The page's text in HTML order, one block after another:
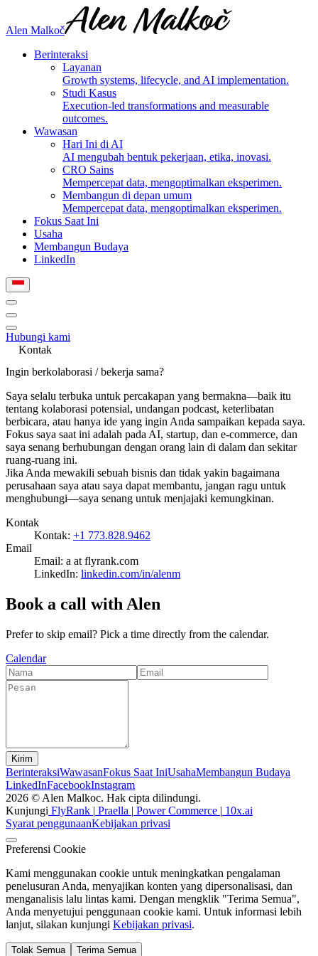
Alen Malkoč
Berinteraksi
Layanan
Growth systems, lifecycle, and AI implementation.
Studi Kasus
Execution-led transformations and measurable
outcomes.
Wawasan
Hari Ini di AI
AI mengubah bentuk pekerjaan, etika, inovasi.
CRO Sains
Mempercepat data, mengoptimalkan eksperimen.
Membangun di depan umum
Mempercepat data, mengoptimalkan eksperimen.
Fokus Saat Ini
Usaha
Membangun Budaya
LinkedIn
Hubungi kami
Kontak
Ingin berkolaborasi / bekerja sama?
Saya selalu terbuka untuk percakapan yang bermakna—baik itu
tentang kolaborasi potensial, undangan podcast, keterlibatan
berbicara, atau hanya ide yang ingin Anda sampaikan kepada saya.
Fokus saya saat ini adalah pada AI, startup, dan e-commerce, dan
saya senang berhubungan dengan orang lain di dalam dan sekitar
ruang-ruang ini.
Jika Anda mewakili sebuah bisnis dan tidak yakin bagaimana
perusahaan saya atau saya dapat membantu, jangan ragu untuk
menghubungi—saya senang untuk menjajaki kemungkinan.
Kontak
Kontak: +1 773.828.9462
Email
Email: a at flyrank.com
LinkedIn: linkedin.com/in/alenm
Book a call with Alen
Prefer to skip email? Pick a time directly from the calendar.
Calendar
Kirim
BerinteraksiWawasanFokus Saat IniUsahaMembangun Budaya
LinkedInFacebookInstagram
2026 © Alen Malkoc. Hak cipta dilindungi.
Kunjungi FlyRank | Praella | Power Commerce | 10x.ai
Syarat penggunaanKebijakan privasi
Preferensi Cookie
Kami menggunakan cookie untuk meningkatkan pengalaman
penelusuran Anda, menyajikan konten yang dipersonalisasi, dan
menganalisis lalu lintas kami. Dengan mengklik "Terima Semua",
Anda menyetujui penggunaan cookie kami. Untuk informasi lebih
lanjut, silakan kunjungi Kebijakan privasi.
Tolak Semua Terima Semua